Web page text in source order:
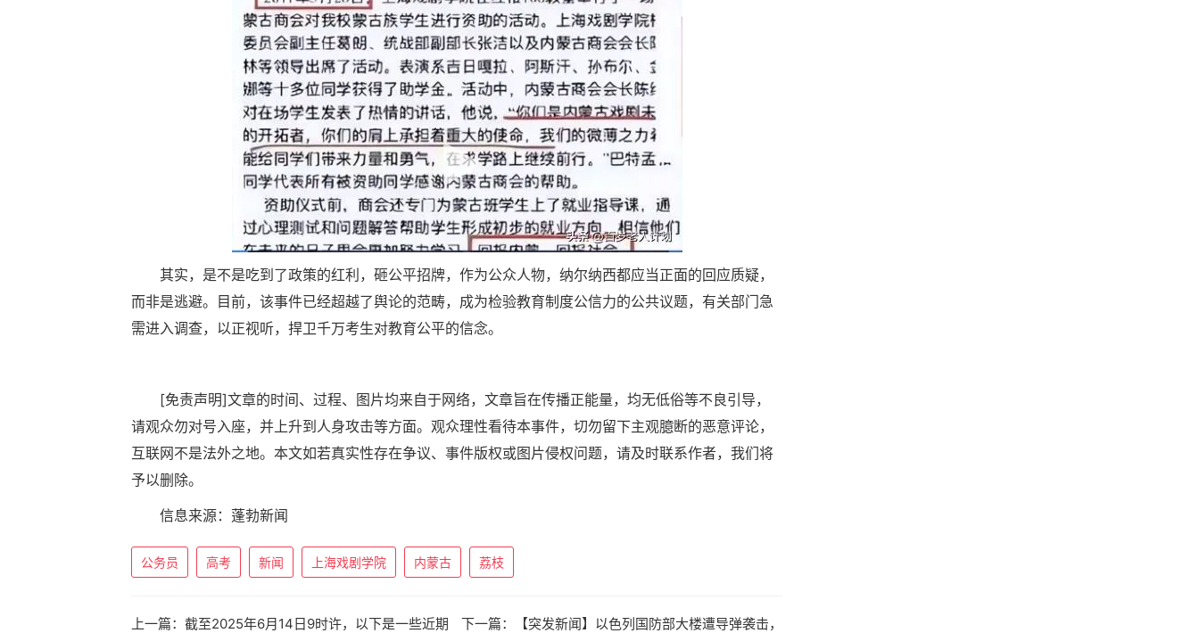
其实，是不是吃到了政策的红利，砸公平招牌，作为公众人物，纳尔纳西都应当正面的回应质疑，
而非是逃避。目前，该事件已经超越了舆论的范畴，成为检验教育制度公信力的公共议题，有关部门急
需进入调查，以正视听，捍卫千万考生对教育公平的信念。
[免责声明]文章的时间、过程、图片均来自于网络，文章旨在传播正能量，均无低俗等不良引导，
请观众勿对号入座，并上升到人身攻击等方面。观众理性看待本事件，切勿留下主观臆断的恶意评论，
互联网不是法外之地。本文如若真实性存在争议、事件版权或图片侵权问题，请及时联系作者，我们将
予以删除。
信息来源：蓬勃新闻
公务员 高考 新闻 上海戏剧学院 内蒙古 荔枝
上一篇： 截至2025年6月14日9时许，以下是一些近期
下一篇：
【突发新闻】以色列国防部大楼遭导弹袭击，